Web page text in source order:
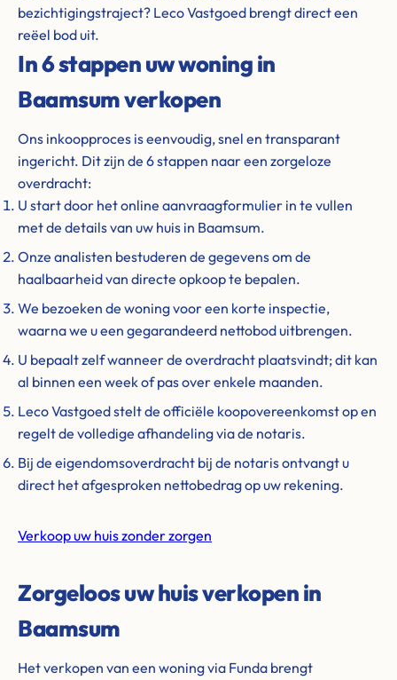
bezichtigingstraject? Leco Vastgoed brengt direct een
reëel bod uit.
In 6 stappen uw woning in
Baamsum verkopen
Ons inkoopproces is eenvoudig, snel en transparant
ingericht. Dit zijn de 6 stappen naar een zorgeloze
overdracht:
U start door het online aanvraagformulier in te vullen
met de details van uw huis in Baamsum.
Onze analisten bestuderen de gegevens om de
haalbaarheid van directe opkoop te bepalen.
We bezoeken de woning voor een korte inspectie,
waarna we u een gegarandeerd nettobod uitbrengen.
U bepaalt zelf wanneer de overdracht plaatsvindt; dit kan
al binnen een week of pas over enkele maanden.
Leco Vastgoed stelt de officiële koopovereenkomst op en
regelt de volledige afhandeling via de notaris.
Bij de eigendomsoverdracht bij de notaris ontvangt u
direct het afgesproken nettobedrag op uw rekening.
Verkoop uw huis zonder zorgen
Zorgeloos uw huis verkopen in
Baamsum
Het verkopen van een woning via Funda brengt